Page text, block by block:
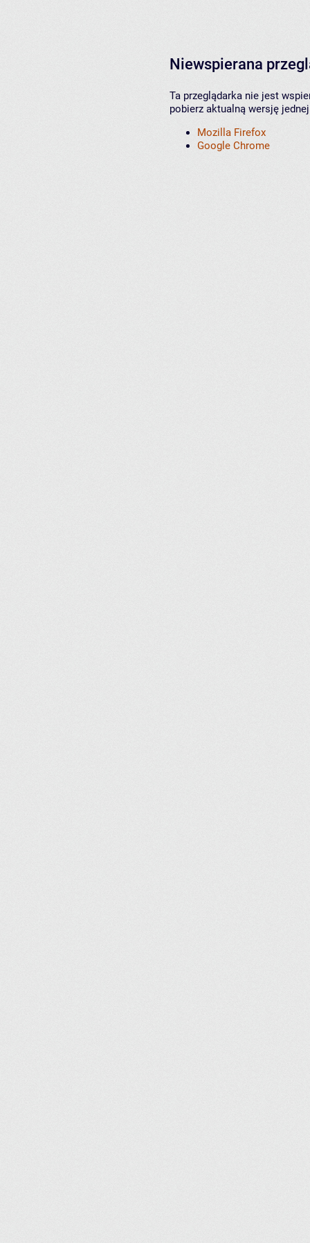
Niewspierana
Ta przeglądarka nie jest
pobierz aktualną wersję
Mozilla Firefox
Google Chrome